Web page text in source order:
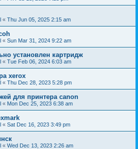
« Thu Jun 05, 2025 2:15 am
« Sun Mar 31, 2024 9:22 am
установлен картридж
« Tue Feb 06, 2024 6:03 am
xerox
« Thu Dec 28, 2023 5:28 pm
для принтера canon
« Mon Dec 25, 2023 6:38 am
« Sat Dec 16, 2023 3:49 pm
« Wed Dec 13, 2023 2:26 am